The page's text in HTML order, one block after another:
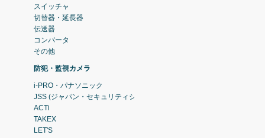
スイッチャ
切替器・延長器
伝送器
コンバータ
その他
防犯・監視カメラ
i-PRO・パナソニック
JSS (ジャパン・セキュリティシステム)
ACTi
TAKEX
LET'S